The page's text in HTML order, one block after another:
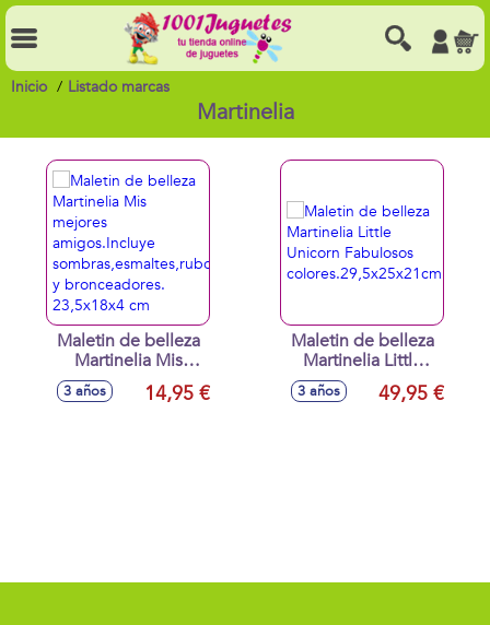
Inicio Listado marcas
Martinelia
Maletin de belleza
Martinelia Mis
mejores
amigos.Incluye
3 años 14,95 €
Maletin de belleza
Martinelia Little
Unicorn Fabulosos
colores.29,5x25x21cm
3 años 49,95 €